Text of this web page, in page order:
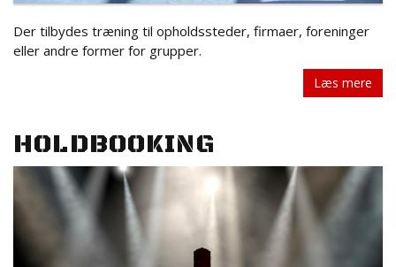
Der tilbydes træning til opholdssteder, firmaer, foreninger
eller andre former for grupper.
Læs mere
HOLDBOOKING